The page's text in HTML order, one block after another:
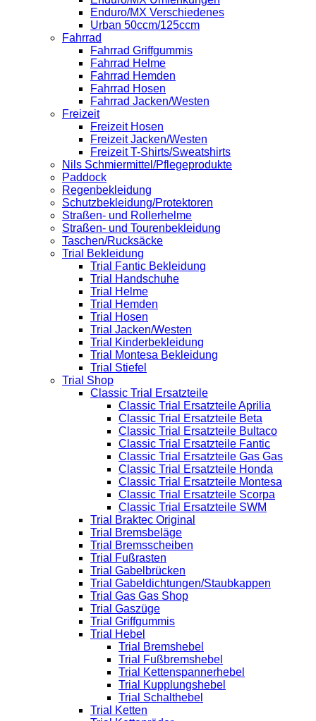
Enduro/MX Verschiedenes
Urban 50ccm/125ccm
Fahrrad
Fahrrad Griffgummis
Fahrrad Helme
Fahrrad Hemden
Fahrrad Hosen
Fahrrad Jacken/Westen
Freizeit
Freizeit Hosen
Freizeit Jacken/Westen
Freizeit T-Shirts/Sweatshirts
Nils Schmiermittel/Pflegeprodukte
Paddock
Regenbekleidung
Schutzbekleidung/Protektoren
Straßen- und Rollerhelme
Straßen- und Tourenbekleidung
Taschen/Rucksäcke
Trial Bekleidung
Trial Fantic Bekleidung
Trial Handschuhe
Trial Helme
Trial Hemden
Trial Hosen
Trial Jacken/Westen
Trial Kinderbekleidung
Trial Montesa Bekleidung
Trial Stiefel
Trial Shop
Classic Trial Ersatzteile
Classic Trial Ersatzteile Aprilia
Classic Trial Ersatzteile Beta
Classic Trial Ersatzteile Bultaco
Classic Trial Ersatzteile Fantic
Classic Trial Ersatzteile Gas Gas
Classic Trial Ersatzteile Honda
Classic Trial Ersatzteile Montesa
Classic Trial Ersatzteile Scorpa
Classic Trial Ersatzteile SWM
Trial Braktec Original
Trial Bremsbeläge
Trial Bremsscheiben
Trial Fußrasten
Trial Gabelbrücken
Trial Gabeldichtungen/Staubkappen
Trial Gas Gas Shop
Trial Gaszüge
Trial Griffgummis
Trial Hebel
Trial Bremshebel
Trial Fußbremshebel
Trial Kettenspannerhebel
Trial Kupplungshebel
Trial Schalthebel
Trial Ketten